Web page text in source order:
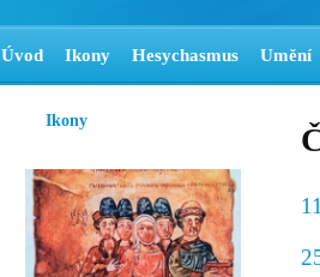
Úvod Ikony Hesychasmus Umění
Ikony